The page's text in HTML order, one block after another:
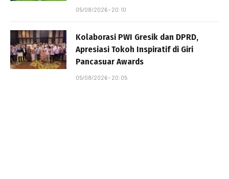
05/08/2026 - 20:10
Kolaborasi PWI Gresik dan DPRD,
Apresiasi Tokoh Inspiratif di Giri
Pancasuar Awards
05/08/2026 - 20:05